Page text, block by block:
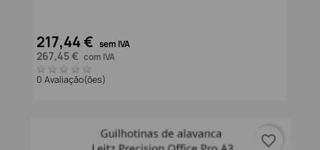
217,44 € sem IVA
267,45 € com IVA
0 Avaliação(ões)
favorite_border